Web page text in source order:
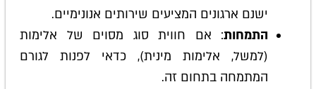
ישנם ארגונים המציעים שירותים אנונימיים.
התמחות: אם חווית סוג מסוים של אלימות
(למשל, אלימות מינית), כדאי לפנות לגורם
המתמחה בתחום זה.